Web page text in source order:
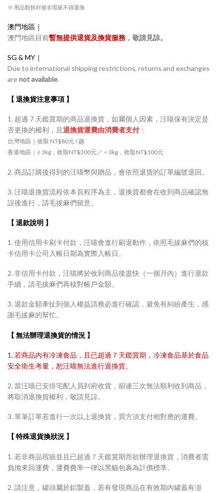
※ 用品類拆封後非瑕疵不得退換
澳門地區｜
澳門地區目前暫無提供退貨及換貨服務 ，敬請見諒。
SG & MY｜
Due to international shipping restrictions, returns and exchanges
arenot available.
【 退換貨注意事項 】
1. 超過 7 天鑑賞期的商品退換貨，如屬個人因素，汪喵保有決定是
否更換的權利，且退換貨運費由消費者支付 ：
台灣地區｜收取 NT$80元 / 趟
香港地區｜≧ 3kg，收取NT$300元／＜3kg，收取NT$100元
2. 商品訂購後得到的汪喵幣與贈品，會依照退貨的訂單編號退回。
3. 汪喵退換貨流程依本頁程序為主，退換貨都會在收到商品確認無
誤後進行，請毛拔麻們留意。
【 退款說明 】
1. 使用信用卡刷卡付款，汪喵會進行刷退動作，依照毛拔麻們的核
卡信用卡公司入帳日期為實際入帳日。
2. 非信用卡付款，汪喵將於收到商品後盡快（一個月內）進行退款
手續，請毛拔麻們再核對帳戶金額。
3. 退款金額牽扯到個人權益請務必進行確認，避免有糾紛產生，感
謝毛拔麻的幫忙。
【 無法辦理退換貨的情況 】
1. 若商品內有冷凍食品，且已超過７天鑑賞期，冷凍食品基於食品
安全衛生考量，恕汪喵無法進行退換貨。
2. 當汪喵已安排宅配人員到府收貨，卻連三次無法順利收到商品，
將取消退換貨權利，敬請見諒。
3. 單筆訂單若進行一次以上退換貨，買方須支付相對應的運費。
【 特殊退貨換狀況 】
1. 若非商品瑕疵並且已超過７天鑑賞期而欲辦理退換貨，消費者需
負擔來回運費，運費費率一律以黑貓包裹為計價標準。
2. 請注意，罐頭屬於鋁製蓋，若有發現商品在有效期內罐蓋有澎